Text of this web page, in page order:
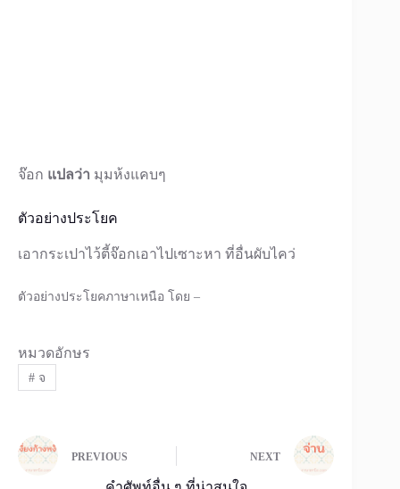
จ๊อก แปลว่า มุมห้งแคบๆ
ตัวอย่างประโยค
เอากระเปาไว้ตี้จ๊อกเอาไปเซาะหา ที่อื่นผับไคว่
ตัวอย่างประโยคภาษาเหนือ โดย –
หมวดอักษร
#จ
PREVIOUS NEXT